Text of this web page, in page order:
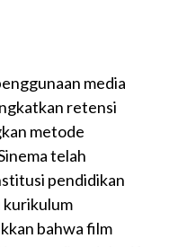
media
retensi
metode
telah
pendidikan
kurikulum
bahwa film